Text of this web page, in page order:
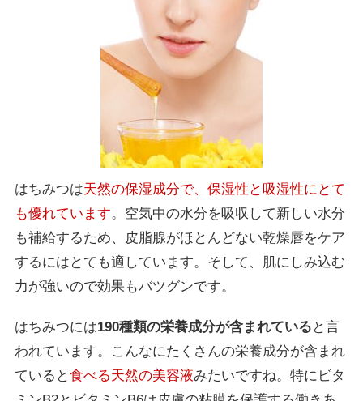
はちみつは天然の保湿成分で、保湿性と吸湿性にとて
も優れています。空気中の水分を吸収して新しい水分
も補給するため、皮脂腺がほとんどない乾燥唇をケア
するにはとても適しています。そして、肌にしみ込む
力が強いので効果もバツグンです。
はちみつには190種類の栄養成分が含まれている と言
われています。こんなにたくさんの栄養成分が含まれ
ていると食べる天然の美容液みたいですね。特にビタ